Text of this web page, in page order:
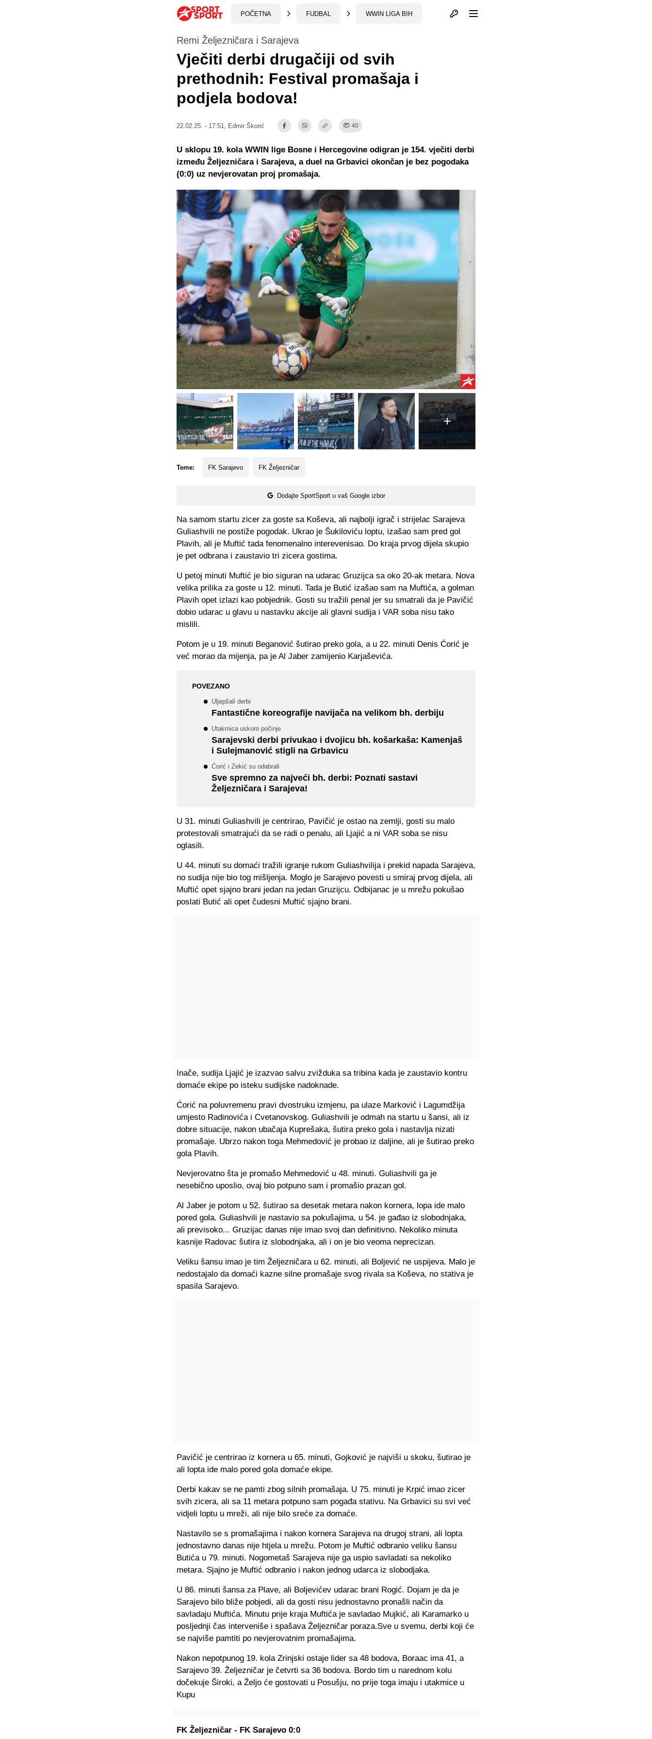
POČETNA FUDBAL WWIN LIGA BIH Otvori profil
Remi Željezničara i Sarajeva
Vječiti derbi drugačiji od svih
prethodnih: Festival promašaja i
podjela bodova!
22.02.25. - 17:51, Edmir Škorić 40
Teme: FK Sarajevo FK Željezničar
Dodajte SportSport u vaš Google izbor
U sklopu 19. kola WWIN lige Bosne i Hercegovine odigran je 154. vječiti derbi
između Željezničara i Sarajeva, a duel na Grbavici okončan je bez pogodaka
(0:0) uz nevjerovatan proj promašaja.
Na samom startu zicer za goste sa Koševa, ali najbolji igrač i strijelac Sarajeva
Guliashvili ne postiže pogodak. Ukrao je Šukiloviću loptu, izašao sam pred gol
Plavih, ali je Muftić tada fenomenalno interevenisao. Do kraja prvog dijela skupio
je pet odbrana i zaustavio tri zicera gostima.
U petoj minuti Muftić je bio siguran na udarac Gruzijca sa oko 20-ak metara. Nova
velika prilika za goste u 12. minuti. Tada je Butić izašao sam na Muftića, a golman
Plavih opet izlazi kao pobjednik. Gosti su tražili penal jer su smatrali da je Pavičić
dobio udarac u glavu u nastavku akcije ali glavni sudija i VAR soba nisu tako
mislili.
Potom je u 19. minuti Beganović šutirao preko gola, a u 22. minuti Denis Ćorić je
već morao da mijenja, pa je Al Jaber zamijenio Karjaševića.
POVEZANO
Uljepšali derbi
Fantastične koreografije navijača na velikom bh. derbiju
Utakmica uskoro počinje
Sarajevski derbi privukao i dvojicu bh. košarkaša: Kamenjaš
i Sulejmanović stigli na Grbavicu
Ćorić i Zekić su odabrali
Sve spremno za najveći bh. derbi: Poznati sastavi
Željezničara i Sarajeva!
U 31. minuti Guliashvili je centrirao, Pavičić je ostao na zemlji, gosti su malo
protestovali smatrajući da se radi o penalu, ali Ljajić a ni VAR soba se nisu
oglasili.
U 44. minuti su domaći tražili igranje rukom Guliashvilija i prekid napada Sarajeva,
no sudija nije bio tog mišljenja. Moglo je Sarajevo povesti u smiraj prvog dijela, ali
Muftić opet sjajno brani jedan na jedan Gruzijcu. Odbijanac je u mrežu pokušao
poslati Butić ali opet čudesni Muftić sjajno brani.
Inače, sudija Ljajić je izazvao salvu zvižduka sa tribina kada je zaustavio kontru
domaće ekipe po isteku sudijske nadoknade.
Ćorić na poluvremenu pravi dvostruku izmjenu, pa ulaze Marković i Lagumdžija
umjesto Radinovića i Cvetanovskog. Guliashvili je odmah na startu u šansi, ali iz
dobre situacije, nakon ubačaja Kuprešaka, šutira preko gola i nastavlja nizati
promašaje. Ubrzo nakon toga Mehmedović je probao iz daljine, ali je šutirao preko
gola Plavih.
Nevjerovatno šta je promašo Mehmedović u 48. minuti. Guliashvili ga je
nesebično uposlio, ovaj bio potpuno sam i promašio prazan gol.
Al Jaber je potom u 52. šutirao sa desetak metara nakon kornera, lopa ide malo
pored gola. Guliashvili je nastavio sa pokušajima, u 54. je gađao iz slobodnjaka,
ali previsoko... Gruzijac danas nije imao svoj dan definitivno. Nekoliko minuta
kasnije Radovac šutira iz slobodnjaka, ali i on je bio veoma neprecizan.
Veliku šansu imao je tim Željezničara u 62. minuti, ali Boljević ne uspijeva. Malo je
nedostajalo da domaći kazne silne promašaje svog rivala sa Koševa, no stativa je
spasila Sarajevo.
Pavičić je centrirao iz kornera u 65. minuti, Gojković je najviši u skoku, šutirao je
ali lopta ide malo pored gola domaće ekipe.
Derbi kakav se ne pamti zbog silnih promašaja. U 75. minuti je Krpić imao zicer
svih zicera, ali sa 11 metara potpuno sam pogađa stativu. Na Grbavici su svi već
vidjeli loptu u mreži, ali nije bilo sreće za domaće.
Nastavilo se s promašajima i nakon kornera Sarajeva na drugoj strani, ali lopta
jednostavno danas nije htjela u mrežu. Potom je Muftić odbranio veliku šansu
Butića u 79. minuti. Nogometaš Sarajeva nije ga uspio savladati sa nekoliko
metara. Sjajno je Muftić odbranio i nakon jednog udarca iz slobodjaka.
U 86. minuti šansa za Plave, ali Boljevićev udarac brani Rogić. Dojam je da je
Sarajevo bilo bliže pobjedi, ali da gosti nisu jednostavno pronašli način da
savladaju Muftića. Minutu prije kraja Muftića je savladao Mujkić, ali Karamarko u
posljednji čas interveniše i spašava Željezničar poraza.Sve u svemu, derbi koji će
se najviše pamtiti po nevjerovatnim promašajima.
Nakon nepotpunog 19. kola Zrinjski ostaje lider sa 48 bodova, Boraac ima 41, a
Sarajevo 39. Željezničar je četvrti sa 36 bodova. Bordo tim u narednom kolu
dočekuje Široki, a Željo će gostovati u Posušju, no prije toga imaju i utakmice u
Kupu
FK Željezničar - FK Sarajevo 0:0